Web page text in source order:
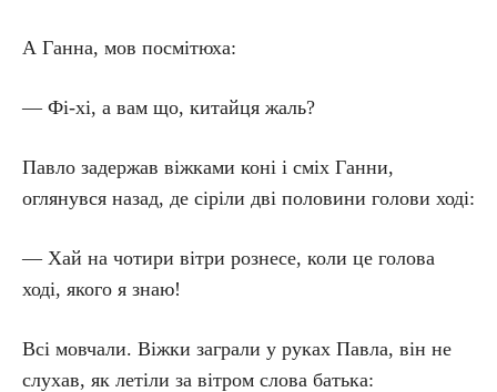
А Ганна, мов посмітюха:
— Фі-хі, а вам що, китайця жаль?
Павло задержав віжками коні і сміх Ганни,
оглянувся назад, де сіріли дві половини голови ході:
— Хай на чотири вітри рознесе, коли це голова
ході, якого я знаю!
Всі мовчали. Віжки заграли у руках Павла, він не
слухав, як летіли за вітром слова батька: